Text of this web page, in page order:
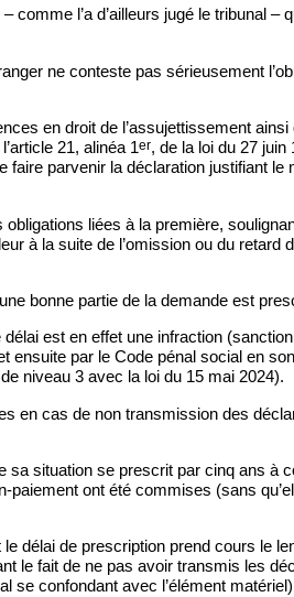
comme l’a d’ailleurs jugé le tribunal –
ne conteste pas sérieusement
en droit de l’assujettissement ainsi
21, alinéa 1er, de la loi du 27 juin
faire parvenir la déclaration justifiant le
liées à la première,
à la suite de l’omission ou du retard
bonne partie de la demande est
est en effet une infraction
ensuite par le Code pénal social en
niveau 3 avec la loi du 15 mai 2024).
en cas de non transmission des
sa situation se prescrit par cinq ans à
ont été commises (sans
le délai de prescription prend cours le
le fait de ne pas avoir transmis les
se confondant avec l’élément